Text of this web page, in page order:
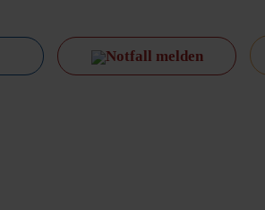
Notfall melden